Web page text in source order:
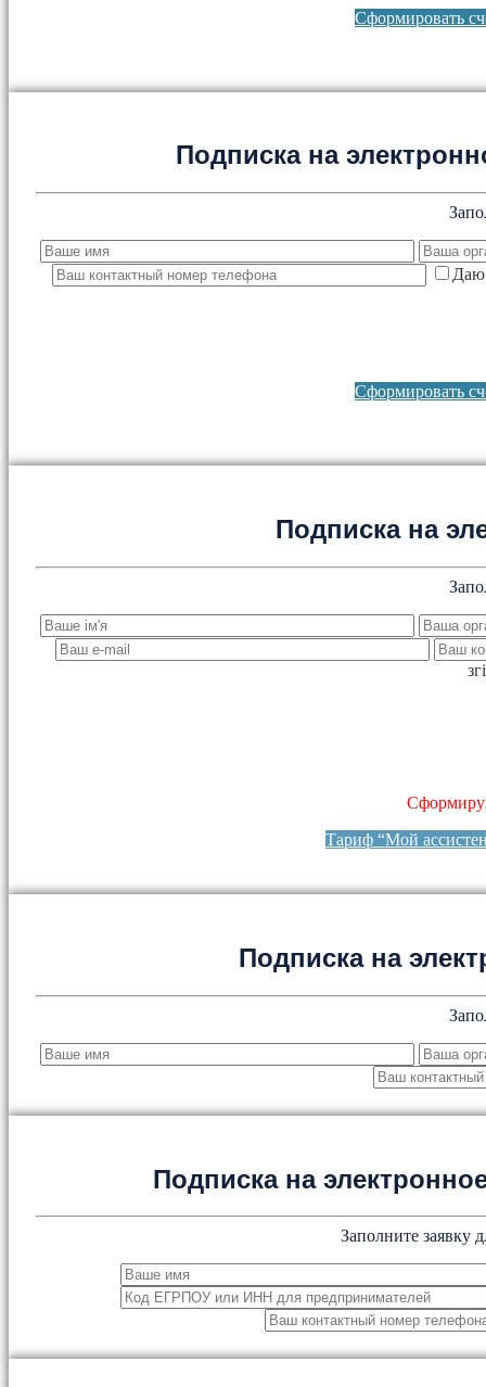
Сформировать
Подписка на
Даю
Сформировать
Подписка на
Тариф “Мой
Подписка на
Подписка на
Заполните заявку